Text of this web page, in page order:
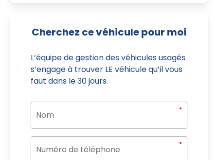
Cherchez ce véhicule pour moi
L’équipe de gestion des véhicules usagés
s’engage à trouver LE véhicule qu’il vous
faut dans le 30 jours.